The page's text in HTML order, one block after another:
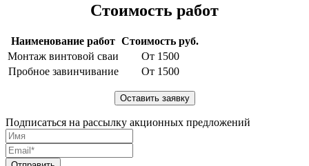
Стоимость работ
Наименование работ Стоимость руб.
Монтаж винтовой сваи
От 1500
Пробное завинчивание
От 1500
Подписаться на рассылку акционных предложений